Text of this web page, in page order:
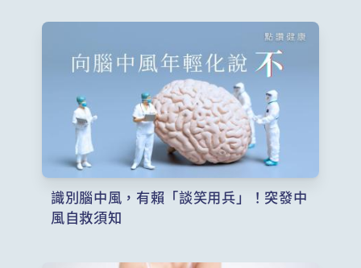
識別腦中風，有賴「談笑用兵」！突發中
風自救須知